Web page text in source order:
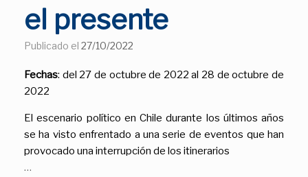
el presente
Publicado el 27/10/2022
Fechas: del 27 de octubre de 2022 al 28 de octubre de
2022
El escenario político en Chile durante los últimos años
se ha visto enfrentado a una serie de eventos que han
provocado una interrupción de los itinerarios
…